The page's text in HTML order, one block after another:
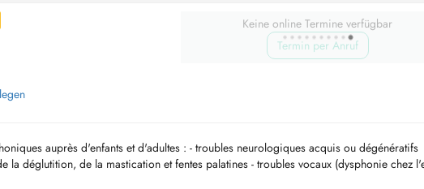
Keine online Termine verfügbar
Termin per Anruf
auprès d'enfants et d'adultes : - troubles neurologiques acquis ou dégénératifs
la déglutition, de la mastication et fentes palatines - troubles vocaux (dysphonie chez